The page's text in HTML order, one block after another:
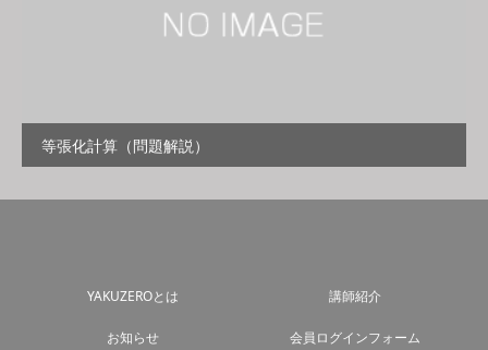
等張化計算（問題解説）
YAKUZEROとは 講師紹介
お知らせ 会員ログインフォーム